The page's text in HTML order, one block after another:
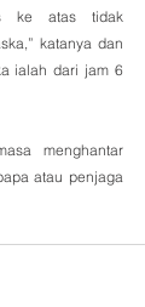
ke atas tidak
katanya dan
ialah dari jam 6
menghantar
atau penjaga